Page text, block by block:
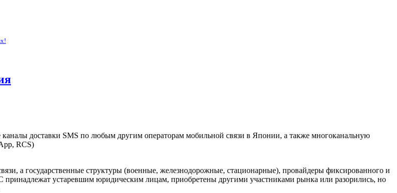
доставки SMS по любым другим операторам мобильной связи в Японии, а также многоканальную
RCS)
а государственные структуры (военные, железнодорожные, стационарные), провайдеры фиксированного и
устаревшим юридическим лицам, приобретены другими участниками рынка или разорились, но